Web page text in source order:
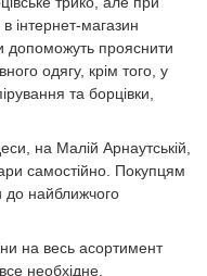
інтернет-магазин
допоможуть прояснити
одягу, крім того, у
та борцівки,
на Малій Арнаутській,
самостійно. Покупцям
до найближчого
на весь асортимент
необхідне.